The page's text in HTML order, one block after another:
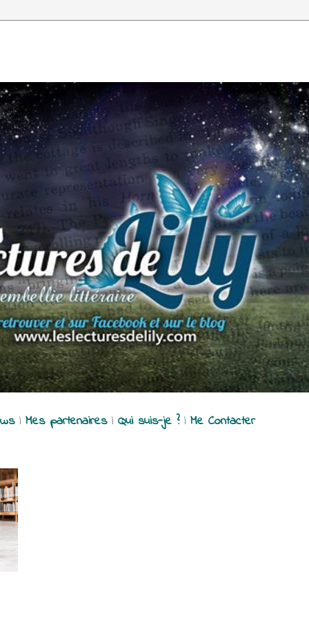
| Mes partenaires| Qui suis-je ?| Me Contacter